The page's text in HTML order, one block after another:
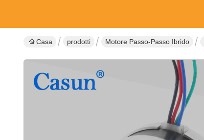
Casa prodotti Motore Passo-Passo Ibrido